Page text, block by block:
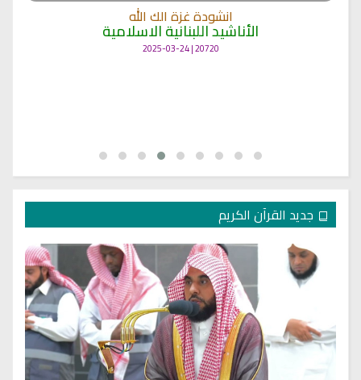
انشودة غزة الك الله
الأناشيد اللبنانية الاسلامية
20720 | 2025-03-24
جديد القرآن الكريم